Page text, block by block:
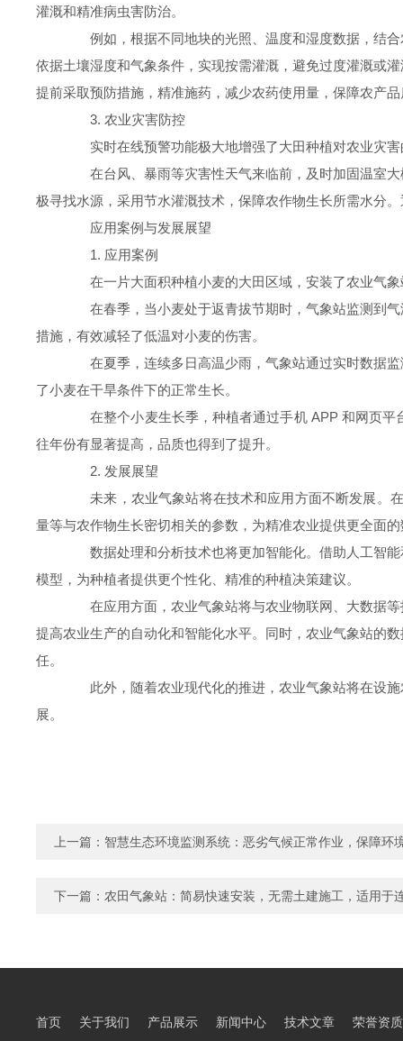
灌溉和精准病虫害防治。
例如，根据不同地块的光照、温度和湿度数据，结合
依据土壤湿度和气象条件，实现按需灌溉，避免过度灌溉或
提前采取预防措施，精准施药，减少农药使用量，保障农产
3. 农业灾害防控
实时在线预警功能极大地增强了大田种植对农业灾害
在台风、暴雨等灾害性天气来临前，及时加固温室大
极寻找水源，采用节水灌溉技术，保障农作物生长所需水分
应用案例与发展展望
1. 应用案例
在一片大面积种植小麦的大田区域，安装了农业气象
在春季，当小麦处于返青拔节期时，气象站监测到气
措施，有效减轻了低温对小麦的伤害。
在夏季，连续多日高温少雨，气象站通过实时数据监
了小麦在干旱条件下的正常生长。
在整个小麦生长季，种植者通过手机 APP 和网页平
往年份有显著提高，品质也得到了提升。
2. 发展展望
未来，农业气象站将在技术和应用方面不断发展。在
量等与农作物生长密切相关的参数，为精准农业提供更全面
数据处理和分析技术也将更加智能化。借助人工智能
模型，为种植者提供更个性化、精准的种植决策建议。
在应用方面，农业气象站将与农业物联网、大数据等
提高农业生产的自动化和智能化水平。同时，农业气象站的
任。
此外，随着农业现代化的推进，农业气象站将在设施
展。
上一篇： 智慧生态环境监测系统：恶劣气候正常作业，保障环
下一篇： 农田气象站：简易快速安装，无需土建施工，适用于
首页 关于我们 产品展示 新闻中心 技术文章 荣誉资质